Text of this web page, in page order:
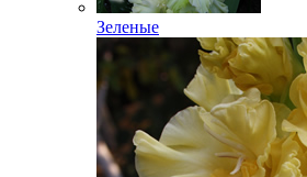
Зеленые